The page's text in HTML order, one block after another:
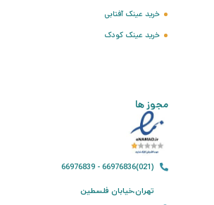
خرید عینک آفتابی
خرید عینک کودک
مجوز ها
(021)66976836 - 66976839
تهران،خیابان فلسطین